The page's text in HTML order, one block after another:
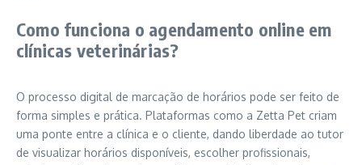
Como funciona o agendamento online em
clínicas veterinárias?
O processo digital de marcação de horários pode ser feito de
forma simples e prática. Plataformas como a Zetta Pet criam
uma ponte entre a clínica e o cliente, dando liberdade ao tutor
de visualizar horários disponíveis, escolher profissionais,